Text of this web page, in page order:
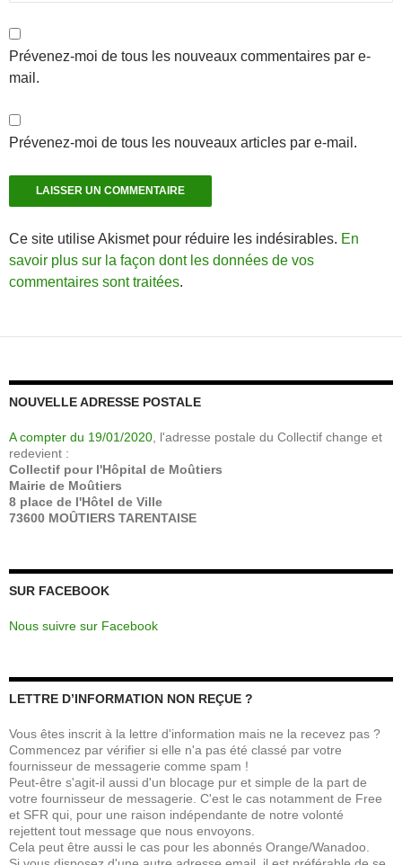
Prévenez-moi de tous les nouveaux commentaires par e-
mail.
Prévenez-moi de tous les nouveaux articles par e-mail.
Ce site utilise Akismet pour réduire les indésirables. En
savoir plus sur la façon dont les données de vos
commentaires sont traitées.
NOUVELLE ADRESSE POSTALE
A compter du 19/01/2020 , l'adresse postale du Collectif change et
redevient :
Collectif pour l'Hôpital de Moûtiers
Mairie de Moûtiers
8 place de l'Hôtel de Ville
73600 MOÛTIERS TARENTAISE
SUR FACEBOOK
Nous suivre sur Facebook
LETTRE D’INFORMATION NON REÇUE ?
Vous êtes inscrit à la lettre d'information mais ne la recevez pas ?
Commencez par vérifier si elle n'a pas été classé par votre
fournisseur de messagerie comme spam !
Peut-être s'agit-il aussi d'un blocage pur et simple de la part de
votre fournisseur de messagerie. C'est le cas notamment de Free
et SFR qui, pour une raison indépendante de notre volonté
rejettent tout message que nous envoyons.
Cela peut être aussi le cas pour les abonnés Orange/Wanadoo.